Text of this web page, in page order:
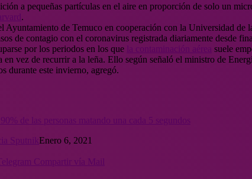
a pequeñas partículas en el aire en proporción de solo un
.
Ayuntamiento de Temuco en cooperación con la Universidad
de contagio con el coronavirus registrada diariamente desde
por los periodos en los que
suele
vez de recurrir a la leña. Ello según señaló el ministro de
durante este invierno, agregó.
de las personas matando una cada 5 segundos
Sputnik Enero 6, 2021
Telegram
Compartir vía Mail